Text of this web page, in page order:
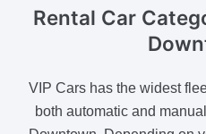
Rental Car
VIP Cars has the widest
both automatic and